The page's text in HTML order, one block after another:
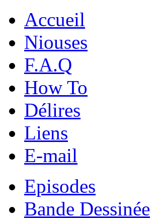
Accueil
Niouses
F.A.Q
How To
Délires
Liens
E-mail
Episodes
Bande Dessinée